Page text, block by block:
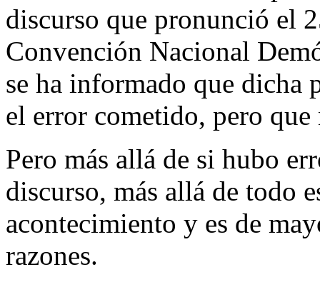
discurso que pronunció el
Convención Nacional
se ha informado que dicha
el error cometido, pero
Pero más allá de si hubo
discurso, más allá de todo
acontecimiento y es de
razones.